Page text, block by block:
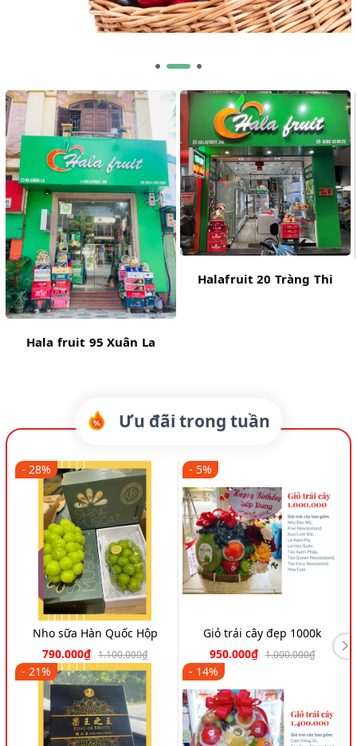
Hala fruit 95 Xuân La
Halafruit 20 Tràng Thi
Ưu đãi trong tuần
- 28%
Nho sữa Hàn Quốc Hộp
790.000₫ 1.100.000₫
- 21%
- 5%
Giỏ trái cây đẹp 1000k
950.000₫ 1.000.000₫
- 14%